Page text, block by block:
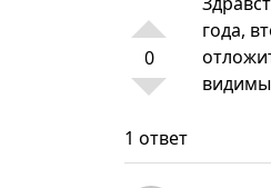
0
года,
1 ответ